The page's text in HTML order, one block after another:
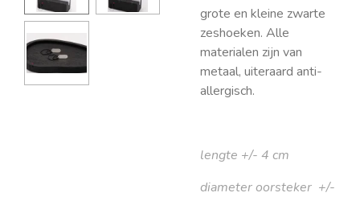
grote en kleine zwarte
zeshoeken. Alle
materialen zijn van
metaal, uiteraard anti-
allergisch.
lengte +/- 4 cm
diameter oorsteker +/-